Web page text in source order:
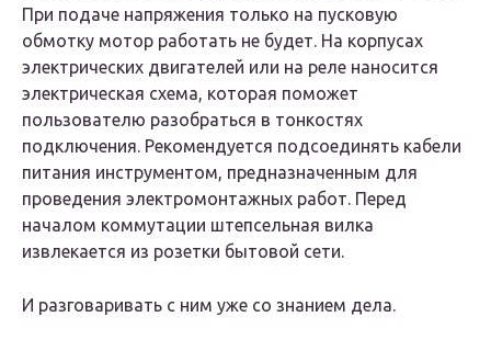
При подаче напряжения только на пусковую
обмотку мотор работать не будет. На корпусах
электрических двигателей или на реле наносится
электрическая схема, которая поможет
пользователю разобраться в тонкостях
подключения. Рекомендуется подсоединять кабели
питания инструментом, предназначенным для
проведения электромонтажных работ. Перед
началом коммутации штепсельная вилка
извлекается из розетки бытовой сети.
И разговаривать с ним уже со знанием дела.